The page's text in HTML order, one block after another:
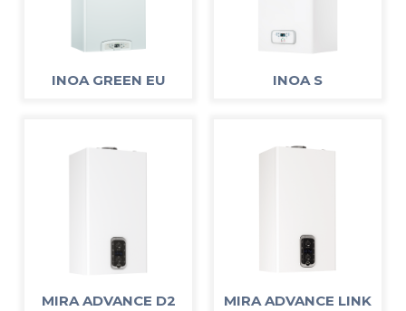
INOA GREEN EU INOA S
MIRA ADVANCE D2 MIRA ADVANCE LINK